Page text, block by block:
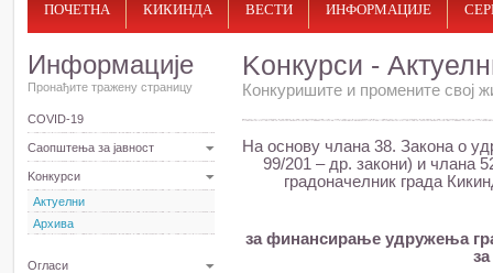
ПОЧЕТНА КИКИНДА ВЕСТИ ИНФОРМАЦИЈЕ
Информације
Пронађите тражену страницу
COVID-19
Саопштења за јавност
Kонкурси
Актуелни
Архива
Огласи
Kонкурси -
Конкуришите и промените свој
На основу члана 38. Закона о
99/201 – др. закони) и члана
градоначелник града
за финансирање удружења